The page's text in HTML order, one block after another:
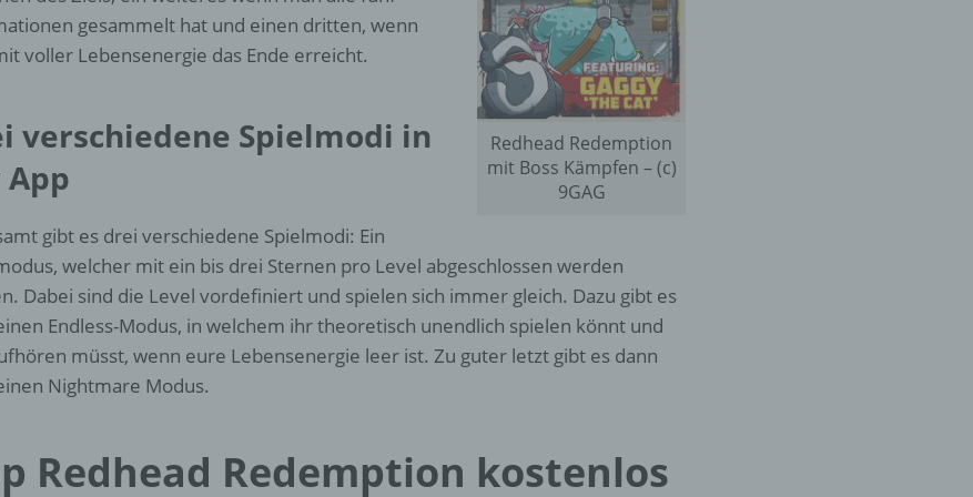
Redhead Redemption
mit Boss Kämpfen – (c)
9GAG
gesammelt hat und einen dritten, wenn
voller Lebensenergie das Ende erreicht.
verschiedene Spielmodi in
gibt es drei verschiedene Spielmodi: Ein
welcher mit ein bis drei Sternen pro Level abgeschlossen werden
Dabei sind die Level vordefiniert und spielen sich immer gleich. Dazu gibt es
Endless-Modus, in welchem ihr theoretisch unendlich spielen könnt und
müsst, wenn eure Lebensenergie leer ist. Zu guter letzt gibt es dann
Nightmare Modus.
Redhead Redemption kostenlos
der Verarbeitung ist die Markierung gespeicherter
Daten mit dem Ziel, ihre künftige Verarbeitung
ist jede Art der automatisierten Verarbeitung
Daten, die darin besteht, dass diese
Daten verwendet werden, um bestimmte
Aspekte, die sich auf eine natürliche Person beziehen,
insbesondere, um Aspekte bezüglich Arbeitsleistung,
Lage, Gesundheit, persönlicher Vorlieben, Interessen,
Verhalten, Aufenthaltsort oder Ortswechsel dieser
Person zu analysieren oder vorherzusagen.